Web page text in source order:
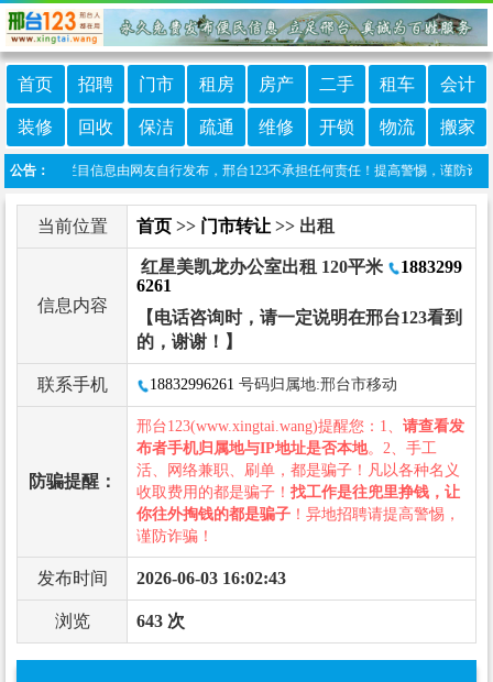
首页 招聘 门市 租房 房产 二手 租车 会计
装修 回收 保洁 疏通 维修 开锁 物流 搬家
公告：
明：本栏目信息由网友自行发布，邢台123不承担任何责任！提高警惕，谨防诈骗
当前位置 首页 >> 门市转让 >> 出租
信息内容
红星美凯龙办公室出租 120平米
1883299
6261
【电话咨询时，请一定说明在邢台123看到
的，谢谢！】
联系手机 18832996261 号码归属地:邢台市移动
防骗提醒：
邢台123(www.xingtai.wang)提醒您：1、 请查看发
布者手机归属地与IP地址是否本地。2、手工
活、网络兼职、刷单，都是骗子！凡以各种名义
收取费用的都是骗子！ 找工作是往兜里挣钱，让
你往外掏钱的都是骗子 ！异地招聘请提高警惕，
谨防诈骗！
发布时间 2026-06-03 16:02:43
浏览 643 次